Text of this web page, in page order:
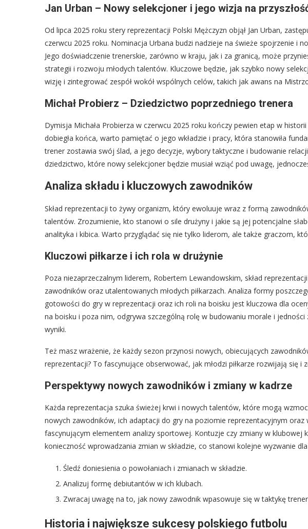
Jan Urban – Nowy selekcjoner i jego wizja na
Od lipca 2025 roku stery reprezentacji Polski Mężczyzn objął Jan Urban,
czerwcu 2025 roku. Nominacja Urbana budzi nadzieje na świeże spojrzenie i
Jego doświadczenie trenerskie, zarówno w kraju, jak i za granicą, może
strategii i rozwoju młodych talentów. Kluczowe będzie, jak szybko nowy
wizję i zintegrować zespół wokół wspólnych celów, takich jak awans na
Michał Probierz – Dziedzictwo poprzedniego trenera
Dymisja Michała Probierza w czerwcu 2025 roku kończy pewien etap w
dobiegła końca, warto pamiętać o jego wkładzie i pracy, która stanowiła
trener zostawia swój ślad, a jego decyzje, wybory taktyczne i budowanie
dziedzictwo, które nowy selekcjoner będzie musiał wziąć pod uwagę,
Analiza składu i kluczowych zawodników
Skład reprezentacji to żywy organizm, który ewoluuje wraz z formą
talentów. Zrozumienie, kto stanowi o sile drużyny i jakie są jej potencjalne
analityka i kibica. Warto przyglądać się nie tylko liderom, ale także graczom,
Kluczowi piłkarze i ich rola w drużynie
Poza niezaprzeczalnym liderem, Robertem Lewandowskim, skład
zawodników oraz utalentowanych młodych piłkarzach. Analiza formy
gotowości do gry w reprezentacji oraz ich roli na boisku jest kluczowa dla
na boisku i poza nim, odgrywa szczególną rolę w budowaniu morale i jedności
wyniki.
Też masz wrażenie, że każdy sezon przynosi nowych, obiecujących
reprezentacji? To fascynujące obserwować, jak młodzi piłkarze rozwijają się i
Perspektywy nowych zawodników i zmiany w kadrze
Każda reprezentacja szuka świeżej krwi i nowych talentów, które mogą
nowych zawodników, ich adaptacji do gry na poziomie reprezentacyjnym oraz
fascynującym elementem analizy sportowej. Kontuzje czy zmiany w klubowej
konieczność wprowadzania zmian w składzie, co stanowi kolejne wyzwanie
Śledź doniesienia o powołaniach i zmianach w składzie.
Analizuj formę debiutantów w ich klubach.
Zwracaj uwagę na to, jak nowy zawodnik wpasowuje się w taktykę
Historia i największe sukcesy polskiego futbolu